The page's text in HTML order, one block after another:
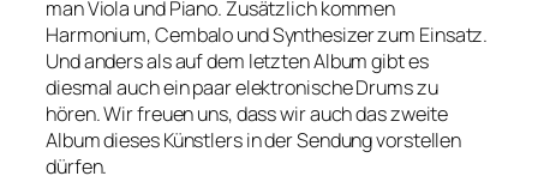
man Viola und Piano. Zusätzlich kommen
Harmonium, Cembalo und Synthesizer zum Einsatz.
Und anders als auf dem letzten Album gibt es
diesmal auch ein paar elektronische Drums zu
hören. Wir freuen uns, dass wir auch das zweite
Album dieses Künstlers in der Sendung vorstellen
dürfen.